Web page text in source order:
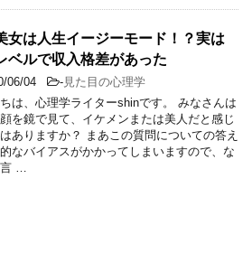
女は人生イージーモード！？実は
ベルで収入格差があった
06/04 -見た目の心理学
は、心理学ライターshinです。 みなさんは
を鏡で見て、イケメンまたは美人だと感じ
ありますか？ まあこの質問についての答え
なバイアスがかかってしまいますので、な
…